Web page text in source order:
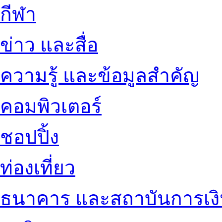
กีฬา
ข่าว และสื่อ
ความรู้ และข้อมูลสำคัญ
คอมพิวเตอร์
ชอปปิ้ง
ท่องเที่ยว
ธนาคาร และสถาบันการเ